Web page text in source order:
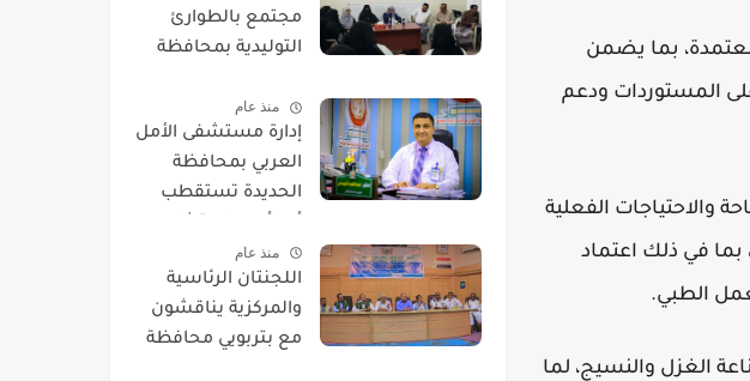
بما يضمن
المستوردات ودعم
والاحتياجات الفعلية
بما في ذلك اعتماد
الطبي.
الغزل والنسيج، لما
مجتمع بالطوارئ
التوليدية بمحافظة
منذ عام
إدارة مستشفى الأمل
العربي بمحافظة
الحديدة تستقطب
العيون.
منذ عام
اللجنتان الرئاسية
والمركزية يناقشون
مع بتربويي محافظة